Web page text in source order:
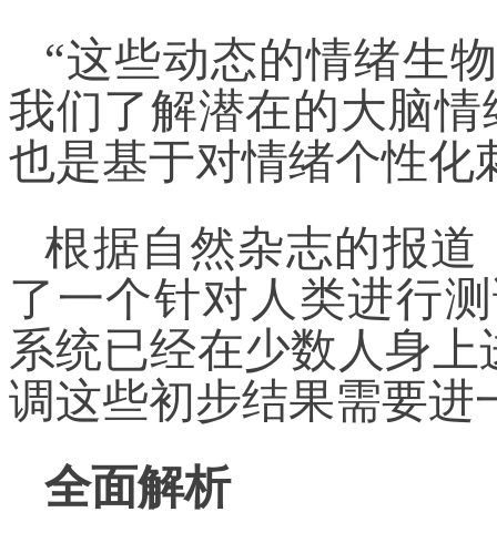
“这些动态的情绪生
我们了解潜在的大脑
也是基于对情绪个性化
根据自然杂志的报道
了一个针对人类进行
系统已经在少数人身上
调这些初步结果需要进
全面解析